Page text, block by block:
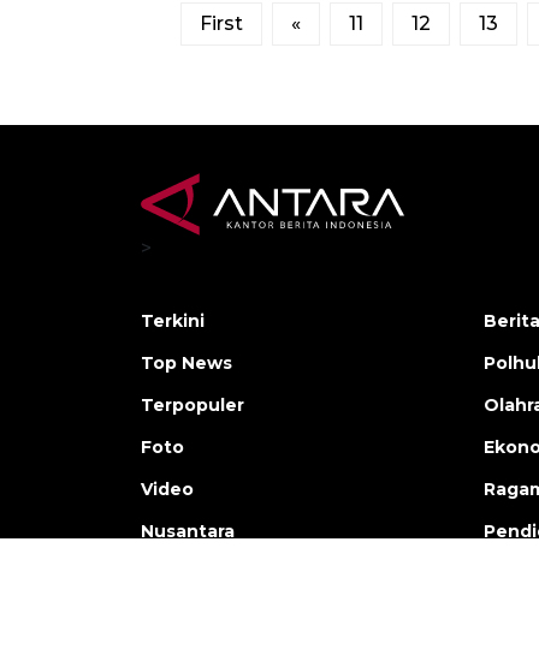
First « 11 12 13
>
Terkini
Top News
Terpopuler
Foto
Video
Nusantara